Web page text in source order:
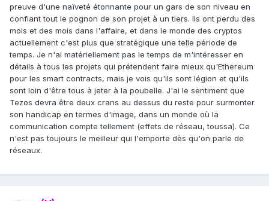
preuve d'une naïveté étonnante pour un gars de son niveau en
confiant tout le pognon de son projet à un tiers. Ils ont perdu des
mois et des mois dans l'affaire, et dans le monde des cryptos
actuellement c'est plus que stratégique une telle période de
temps. Je n'ai matériellement pas le temps de m'intéresser en
détails à tous les projets qui prétendent faire mieux qu'Ethereum
pour les smart contracts, mais je vois qu'ils sont légion et qu'ils
sont loin d'être tous à jeter à la poubelle. J'ai le sentiment que
Tezos devra être deux crans au dessus du reste pour surmonter
son handicap en termes d'image, dans un monde où la
communication compte tellement (effets de réseau, toussa). Ce
n'est pas toujours le meilleur qui l'emporte dès qu'on parle de
réseaux.